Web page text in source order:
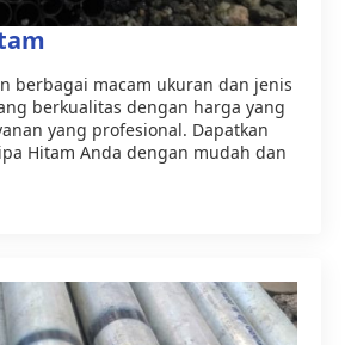
berbagai macam ukuran dan jenis
berkualitas dengan harga yang
yang profesional. Dapatkan
Hitam Anda dengan mudah dan